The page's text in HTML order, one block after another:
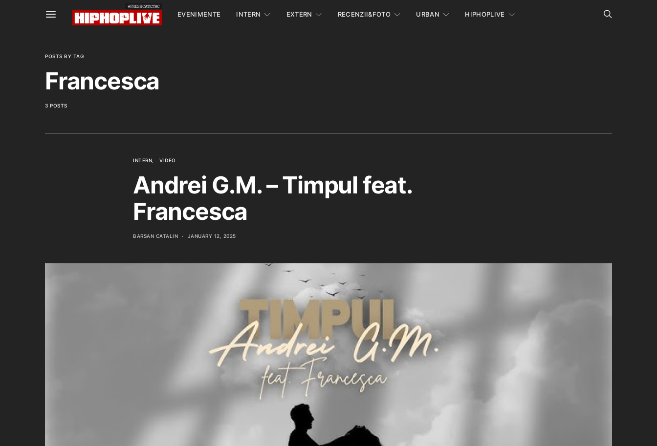
EVENIMENTE INTERN EXTERN RECENZII&FOTO URBAN HIPHOPLIVE
POSTS BY TAG
Francesca
3 POSTS
INTERN VIDEO
Andrei G.M. – Timpul feat.
Francesca
BARSAN CATALIN JANUARY 12, 2025